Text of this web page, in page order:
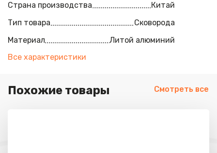
Страна производства
Китай
Тип товара
Сковорода
Материал
Литой алюминий
Все характеристики
Похожие товары Смотреть все